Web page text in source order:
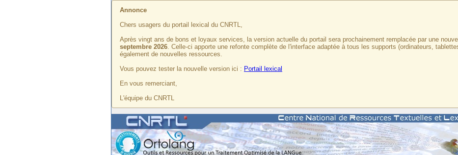
Annonce
Chers usagers du portail lexical du CNRTL,
Après vingt ans de bons et loyaux services, la version actuelle du portail sera prochainement remplacée par une
septembre 2026. Celle-ci apporte une refonte complète de l'interface adaptée à tous les supports (ordinateurs,
également de nouvelles ressources.
Vous pouvez tester la nouvelle version ici : Portail lexical
En vous remerciant,
L'équipe du CNRTL